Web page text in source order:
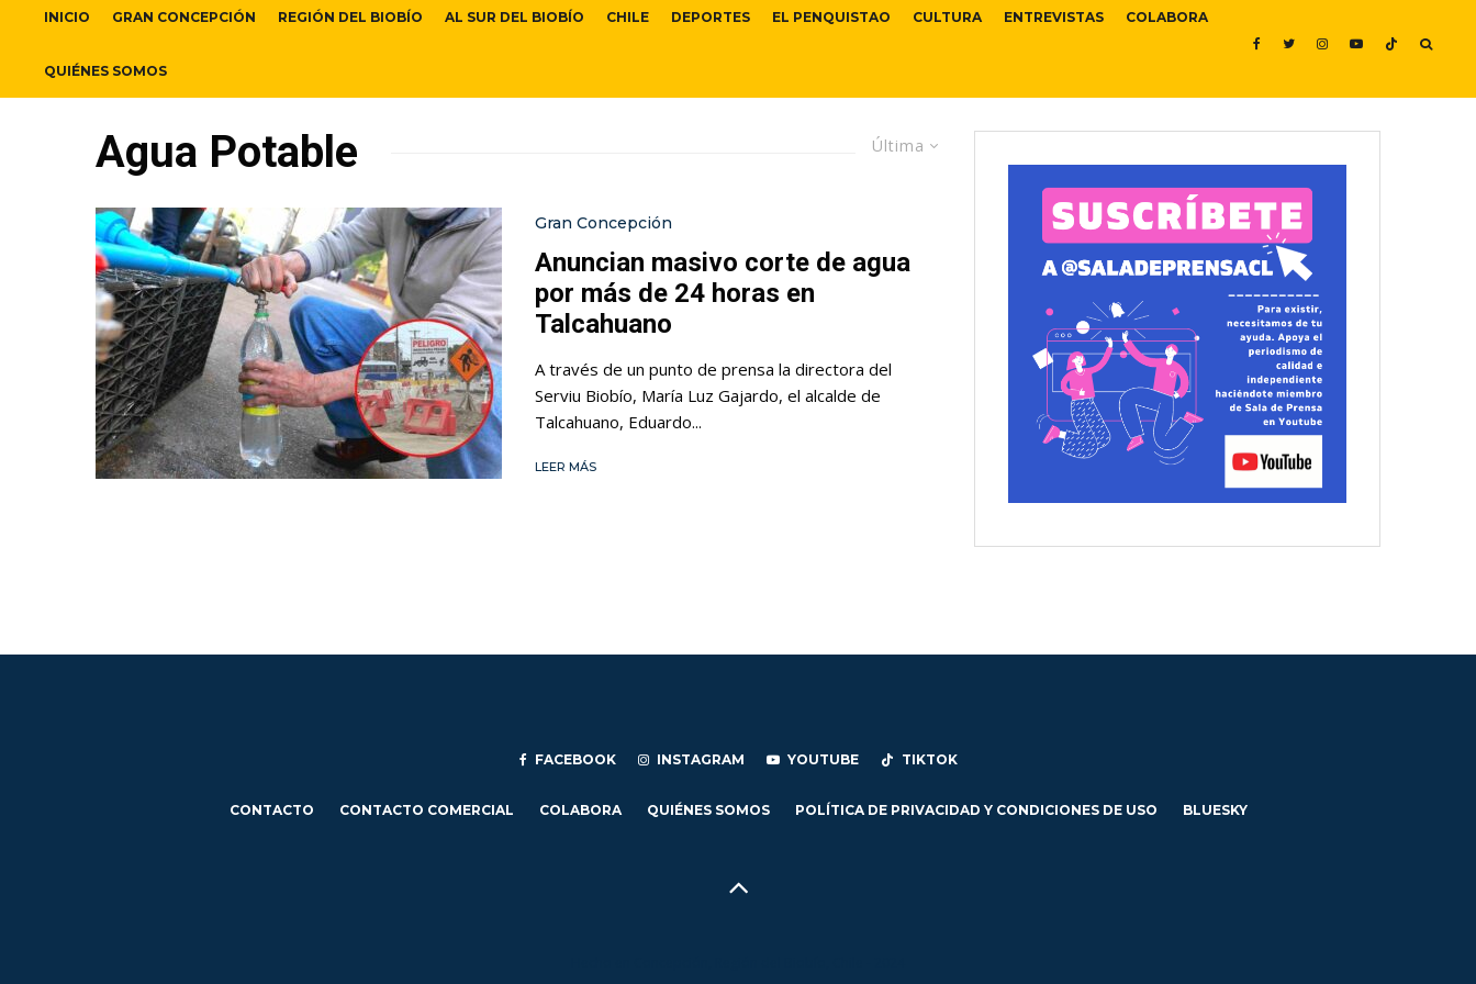
INICIO GRAN CONCEPCIÓN REGIÓN DEL BIOBÍO AL SUR DEL BIOBÍO CHILE DEPORTES EL PENQUISTAO CULTURA ENTREVISTAS COLABORA
QUIÉNES SOMOS
Última
Agua Potable
Gran Concepción
Anuncian masivo corte de agua
por más de 24 horas en
Talcahuano
A través de un punto de prensa la directora del
Serviu Biobío, María Luz Gajardo, el alcalde de
Talcahuano, Eduardo...
LEER MÁS
FACEBOOK INSTAGRAM YOUTUBE TIKTOK
CONTACTO CONTACTO COMERCIAL COLABORA QUIÉNES SOMOS POLÍTICA DE PRIVACIDAD Y CONDICIONES DE USO BLUESKY